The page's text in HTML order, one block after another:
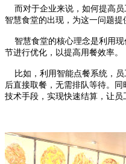
而对于企业来说，如何提高员
智慧食堂的出现，为这一问题提
智慧食堂的核心理念是利用现
节进行优化，以提高用餐效率。
比如，利用智能点餐系统，员
后直接取餐，无需排队等待。
技术手段，实现快速结算，让员